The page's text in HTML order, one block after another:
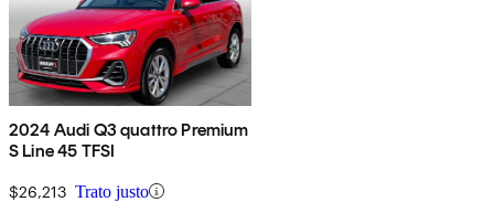
2024 Audi Q3 quattro Premium
S Line 45 TFSI
$26,213 Trato justo